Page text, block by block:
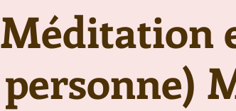
Méditation
personne)